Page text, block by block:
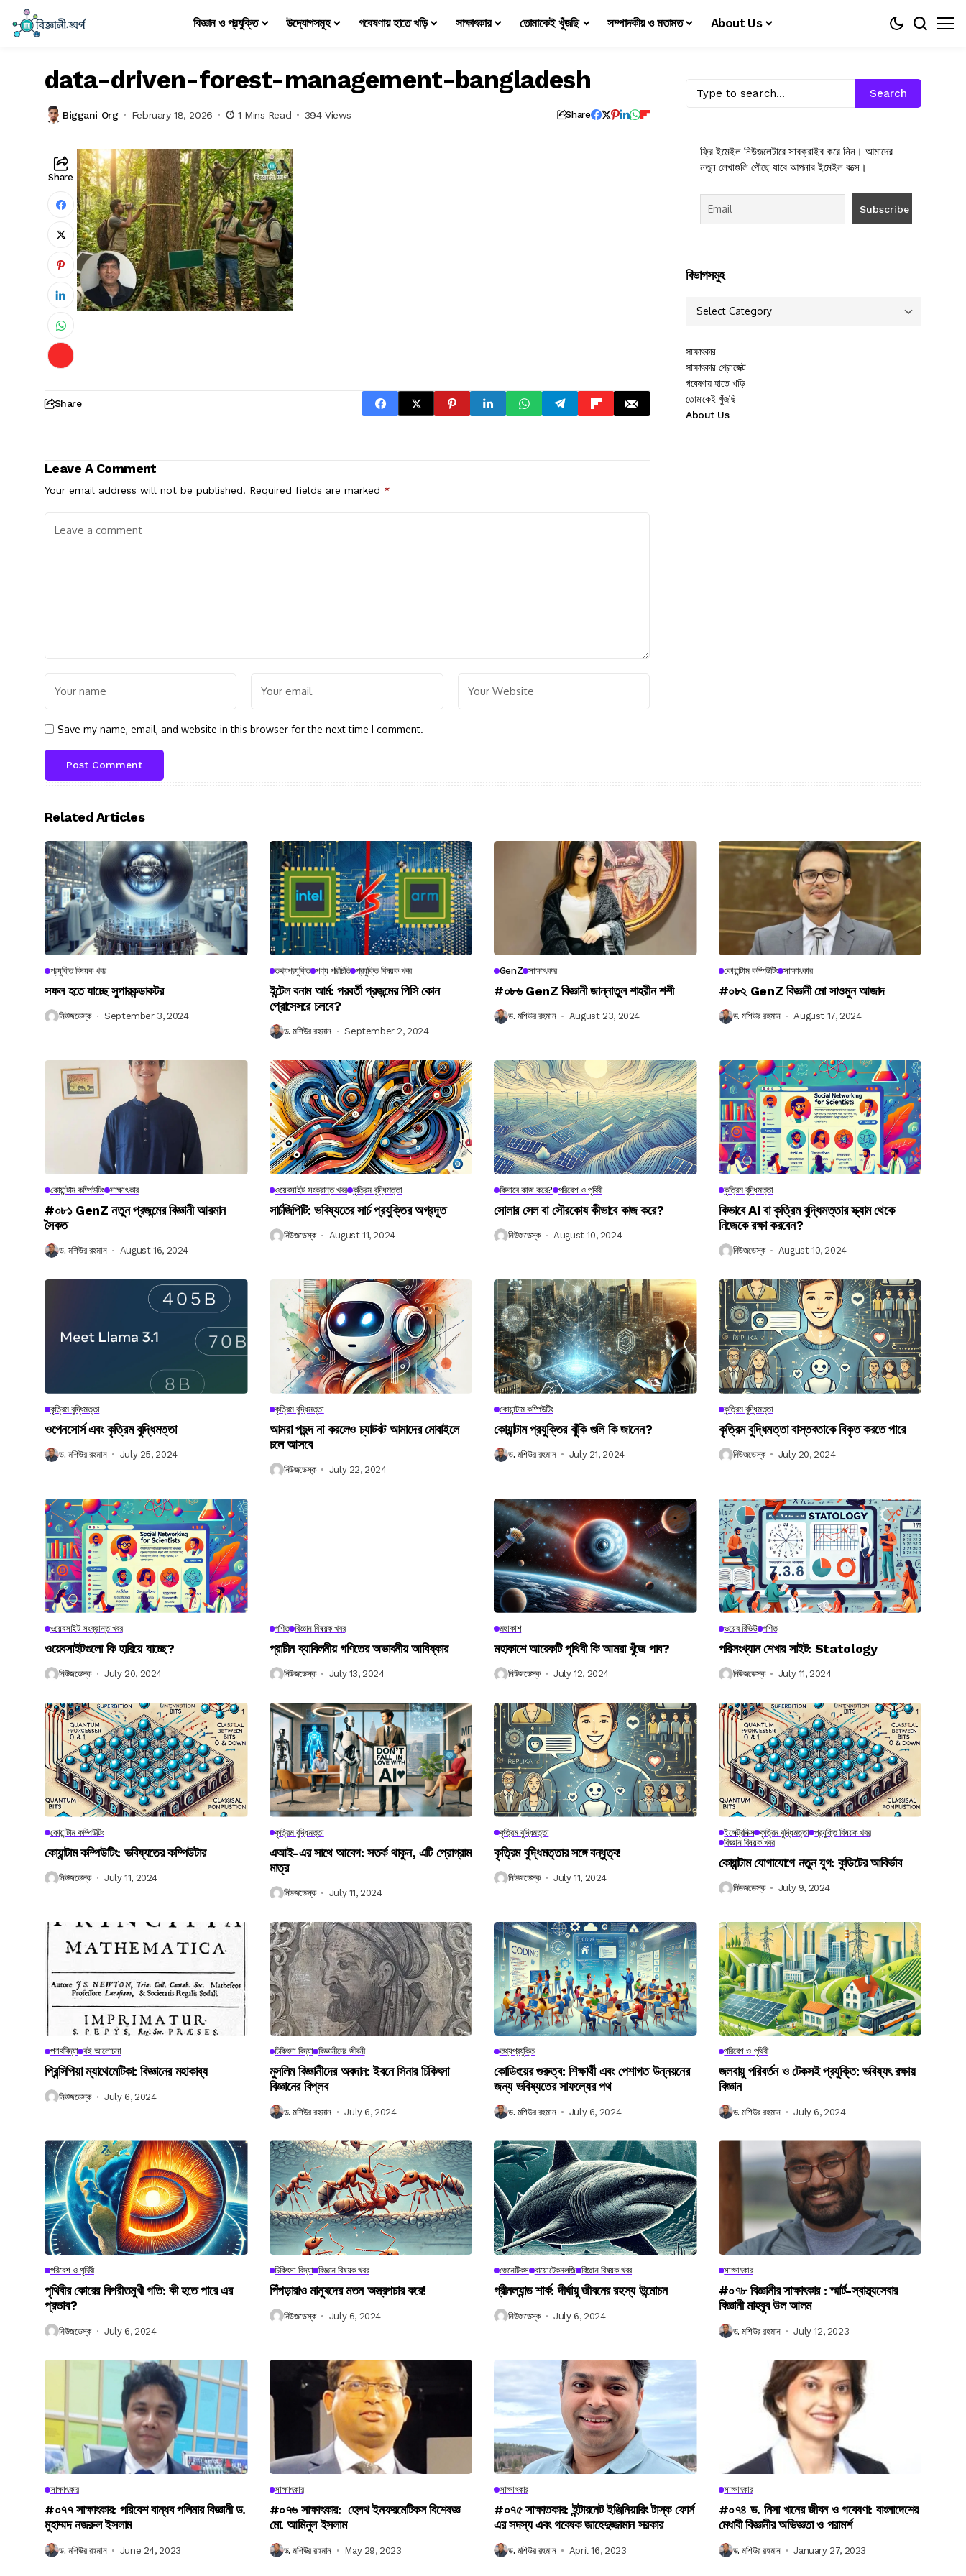
বিজ্ঞান ও প্রযুক্তি উদ্যোগসমূহ গবেষণায় হাতে খড়ি সাক্ষাৎকার তোমাকেই খুঁজছি সম্পাদকীয় ও মতামত About Us
data-driven-forest-management-bangladesh
Biggani Org February 18, 2026 1 Mins Read 394 Views Share
Share
Share
Leave A Comment
Your email address will not be published. Required fields are marked *
Save my name, email, and website in this browser for the next time I comment.
Search
ফ্রি ইমেইল নিউজলেটারে সাবক্রাইব করে নিন। আমাদের
নতুন লেখাগুলি পৌছে যাবে আপনার ইমেইল বক্সে।
বিভাগসমুহ
সাক্ষাৎকার
সাক্ষাৎকার প্রোজেক্ট
গবেষণায় হাতে খড়ি
তোমাকেই খুঁজছি
About Us
Related Articles
প্রযুক্তি বিষয়ক খবর
সফল হতে যাচ্ছে সুপারকন্ডাকটর
নিউজডেস্ক September 3, 2024
তথ্যপ্রযুক্তি পণ্য পরিচিতি প্রযুক্তি বিষয়ক খবর
ইন্টেল বনাম আর্ম: পরবর্তী প্রজন্মের পিসি কোন
প্রোসেসরে চলবে?
ড. মশিউর রহমান September 2, 2024
GenZ সাক্ষাৎকার
#০৮৬ GenZ বিজ্ঞানী জান্নাতুল শাহরীন শশী
ড. মশিউর রহমান August 23, 2024
কোয়ান্টাম কম্পিউটিং সাক্ষাৎকার
#০৮২ GenZ বিজ্ঞানী মো সাওমুন আজাদ
ড. মশিউর রহমান August 17, 2024
কোয়ান্টাম কম্পিউটিং সাক্ষাৎকার
#০৮১ GenZ নতুন প্রজন্মের বিজ্ঞানী আরমান
সৈকত
ড. মশিউর রহমান August 16, 2024
ওয়েবসাইট সংক্রান্ত খবর কৃত্রিম বুদ্ধিমত্তা
সার্চজিপিটি: ভবিষ্যতের সার্চ প্রযুক্তির অগ্রদূত
নিউজডেস্ক August 11, 2024
কিভাবে কাজ করে? পরিবেশ ও পৃথিবী
সোলার সেল বা সৌরকোষ কীভাবে কাজ করে?
নিউজডেস্ক August 10, 2024
কৃত্রিম বুদ্ধিমত্তা
কিভাবে AI বা কৃত্রিম বুদ্ধিমত্তার স্ক্যাম থেকে
নিজেকে রক্ষা করবেন?
নিউজডেস্ক August 10, 2024
কৃত্রিম বুদ্ধিমত্তা
ওপেনসোর্স এবং কৃত্রিম বুদ্ধিমত্তা
ড. মশিউর রহমান July 25, 2024
কৃত্রিম বুদ্ধিমত্তা
আমরা পছন্দ না করলেও চ্যাটবট আমাদের মোবাইলে
চলে আসবে
নিউজডেস্ক July 22, 2024
কোয়ান্টাম কম্পিউটিং
কোয়ান্টাম প্রযুক্তির ঝুঁকি গুলি কি জানেন?
ড. মশিউর রহমান July 21, 2024
কৃত্রিম বুদ্ধিমত্তা
কৃত্রিম বুদ্ধিমত্তা বাস্তবতাকে বিকৃত করতে পারে
নিউজডেস্ক July 20, 2024
ওয়েবসাইট সংক্রান্ত খবর
ওয়েবসাইটগুলো কি হারিয়ে যাচ্ছে?
নিউজডেস্ক July 20, 2024
গণিত বিজ্ঞান বিষয়ক খবর
প্রাচীন ব্যাবিলনীয় গণিতের অভাবনীয় আবিষ্কার
নিউজডেস্ক July 13, 2024
মহাকাশ
মহাকাশে আরেকটি পৃথিবী কি আমরা খুঁজে পাব?
নিউজডেস্ক July 12, 2024
ওয়েব রিভিউ গণিত
পরিসংখ্যান শেখার সাইট: Statology
নিউজডেস্ক July 11, 2024
কোয়ান্টাম কম্পিউটিং
কোয়ান্টাম কম্পিউটিং: ভবিষ্যতের কম্পিউটার
নিউজডেস্ক July 11, 2024
কৃত্রিম বুদ্ধিমত্তা
এআই-এর সাথে আবেগ: সতর্ক থাকুন, এটি প্রোগ্রাম
মাত্র
নিউজডেস্ক July 11, 2024
কৃত্রিম বুদ্ধিমত্তা
কৃত্রিম বুদ্ধিমত্তার সঙ্গে বন্ধুত্ব!
নিউজডেস্ক July 11, 2024
ইলেক্ট্রনিক্স কৃত্রিম বুদ্ধিমত্তা প্রযুক্তি বিষয়ক খবর
বিজ্ঞান বিষয়ক খবর
কোয়ান্টাম যোগাযোগে নতুন যুগ: কুডিটের আবির্ভাব
নিউজডেস্ক July 9, 2024
পদার্থবিদ্যা বই আলোচনা
প্রিন্সিপিয়া ম্যাথেমেটিকা: বিজ্ঞানের মহাকাব্য
নিউজডেস্ক July 6, 2024
চিকিৎসা বিদ্যা বিজ্ঞানীদের জীবনী
মুসলিম বিজ্ঞানীদের অবদান: ইবনে সিনার চিকিৎসা
বিজ্ঞানের বিপ্লব
ড. মশিউর রহমান July 6, 2024
তথ্যপ্রযুক্তি
কোডিংয়ের গুরুত্ব: শিক্ষার্থী এবং পেশাগত উন্নয়নের
জন্য ভবিষ্যতের সাফল্যের পথ
ড. মশিউর রহমান July 6, 2024
পরিবেশ ও পৃথিবী
জলবায়ু পরিবর্তন ও টেকসই প্রযুক্তি: ভবিষ্যৎ রক্ষায়
বিজ্ঞান
ড. মশিউর রহমান July 6, 2024
পরিবেশ ও পৃথিবী
পৃথিবীর কোরের বিপরীতমুখী গতি: কী হতে পারে এর
প্রভাব?
নিউজডেস্ক July 6, 2024
চিকিৎসা বিদ্যা বিজ্ঞান বিষয়ক খবর
পিঁপড়ারাও মানুষদের মতন অস্ত্রপচার করে!
নিউজডেস্ক July 6, 2024
জেনেটিকস বায়োটেকনলজি বিজ্ঞান বিষয়ক খবর
গ্রীনল্যান্ড শার্ক: দীর্ঘায়ু জীবনের রহস্য উন্মোচন
নিউজডেস্ক July 6, 2024
সাক্ষাৎকার
#০৭৮ বিজ্ঞানীর সাক্ষাৎকার : স্মার্ট-স্বাস্থ্যসেবার
বিজ্ঞানী মাহবুব উল আলম
ড. মশিউর রহমান July 12, 2023
সাক্ষাৎকার
#০৭৭ সাক্ষাৎকার: পরিবেশ বান্ধব পলিমার বিজ্ঞানী ড.
মুহাম্মদ নজরুল ইসলাম
ড. মশিউর রহমান June 24, 2023
সাক্ষাৎকার
#০৭৬ সাক্ষাৎকার: হেলথ ইনফরমেটিকস বিশেষজ্ঞ
মো. আমিনুল ইসলাম
ড. মশিউর রহমান May 29, 2023
সাক্ষাৎকার
#০৭৫ সাক্ষাতকার: ইন্টারনেট ইঞ্জিনিয়ারিং টাস্ক ফোর্স
এর সদস্য এবং গবেষক জাহেদুজ্জামান সরকার
ড. মশিউর রহমান April 16, 2023
সাক্ষাৎকার
#০৭৪ ড. নিসা খানের জীবন ও গবেষণা: বাংলাদেশের
মেধাবী বিজ্ঞানীর অভিজ্ঞতা ও পরামর্শ
ড. মশিউর রহমান January 27, 2023